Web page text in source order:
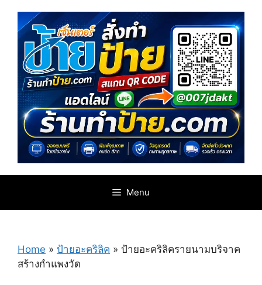
content
Menu
Home » ป้ายอะคริลิค » ป้ายอะคริลิครายนามบริจาค
สร้างกำแพงวัด